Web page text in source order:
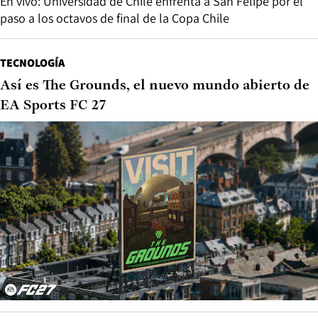
paso a los octavos de final de la Copa Chile
TECNOLOGÍA
Así es The Grounds, el nuevo mundo abierto de
EA Sports FC 27